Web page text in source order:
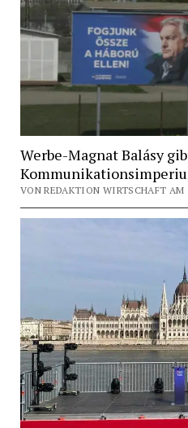
Werbe-Magnat Balásy
VON REDAKTION WIRTSCHAFT